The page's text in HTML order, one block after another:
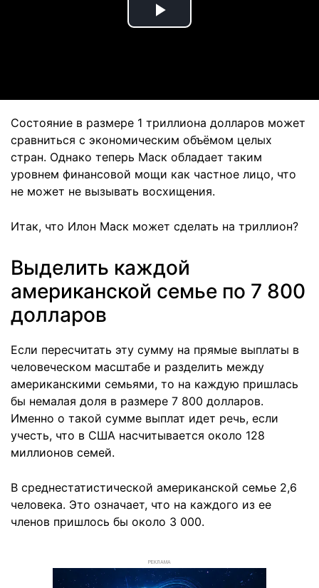
Play
Состояние в размере 1 триллиона долларов может
сравниться с экономическим объёмом целых
стран. Однако теперь Маск обладает таким
уровнем финансовой мощи как частное лицо, что
не может не вызывать восхищения.
Итак, что Илон Маск может сделать на триллион?
Выделить каждой
американской семье по 7 800
долларов
Если пересчитать эту сумму на прямые выплаты в
человеческом масштабе и разделить между
американскими семьями, то на каждую пришлась
бы немалая доля в размере 7 800 долларов.
Именно о такой сумме выплат идет речь, если
учесть, что в США насчитывается около 128
миллионов семей.
В среднестатистической американской семье 2,6
человека. Это означает, что на каждого из ее
членов пришлось бы около 3 000.
РЕКЛАМА